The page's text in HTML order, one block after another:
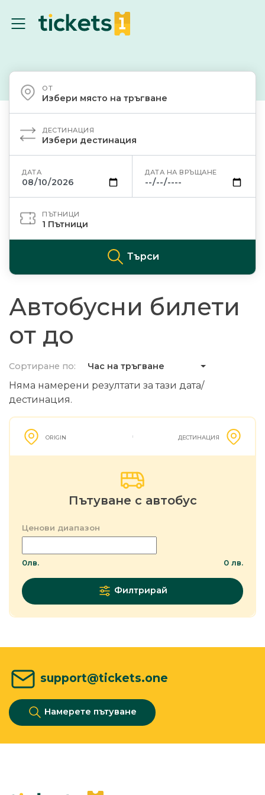
ОТ
Избери място на тръгване
ДЕСТИНАЦИЯ
Избери дестинация
ДАТА ДАТА НА ВРЪЩАНЕ
ПЪТНИЦИ
1 Пътници
Търси
Автобусни билети
от до
Сортиране по: Час на тръгване
Няма намерени резултати за тази дата/
дестинация.
ORIGIN ДЕСТИНАЦИЯ
Пътуване с автобус
Ценови диапазон
0лв. 0 лв.
Филтрирай
support@tickets.one
Намерете пътуване